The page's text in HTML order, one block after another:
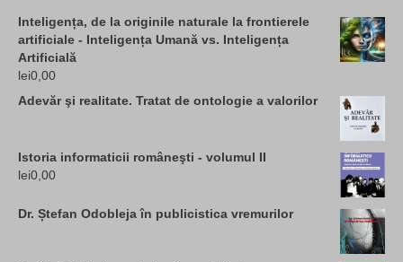
Inteligența, de la originile naturale la frontierele
artificiale - Inteligența Umană vs. Inteligența
Artificială
lei0,00
Adevăr şi realitate. Tratat de ontologie a valorilor
Istoria informaticii româneşti - volumul II
lei0,00
Dr. Ștefan Odobleja în publicistica vremurilor